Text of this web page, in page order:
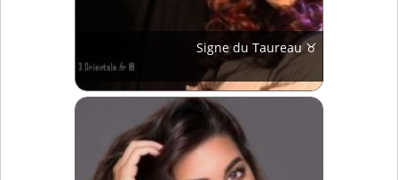
Signe du Taureau ♉